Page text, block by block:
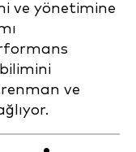
ve yönetimine
ve